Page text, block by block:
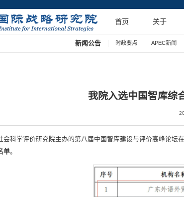
首页 关于
新闻公告 时政要点 APEC新闻
我院入选中国智库综
会科学评价研究院主办的第八届中国智库建设与评价高峰论坛
单。